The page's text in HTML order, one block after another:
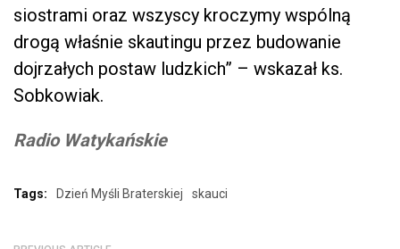
siostrami oraz wszyscy kroczymy wspólną
drogą właśnie skautingu przez budowanie
dojrzałych postaw ludzkich” – wskazał ks.
Sobkowiak.
Radio Watykańskie
Tags: Dzień Myśli Braterskiej skauci